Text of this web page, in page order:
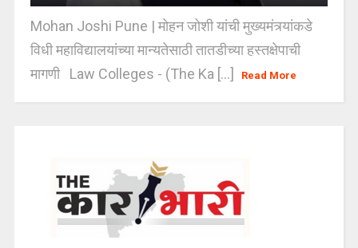
Mohan Joshi Pune | मोहन जोशी यांची मुख्यमंत्र्यांकडे
विधी महाविद्यालयांच्या मान्यतेसाठी तातडीच्या हस्तक्षेपाची
मागणी Law Colleges - (The Ka [...]
Read More